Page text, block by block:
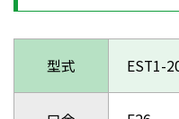
型式 EST1-